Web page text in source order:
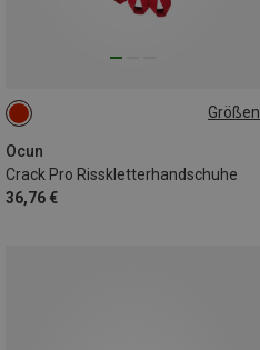
Größen
Ocun
Crack Pro Risskletterhandschuhe
36,76 €
M